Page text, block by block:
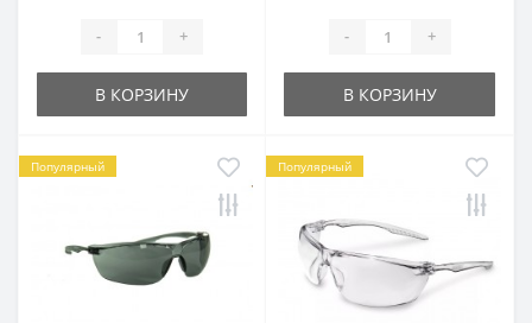
- +
В КОРЗИНУ
- +
В КОРЗИНУ
Популярный Популярный